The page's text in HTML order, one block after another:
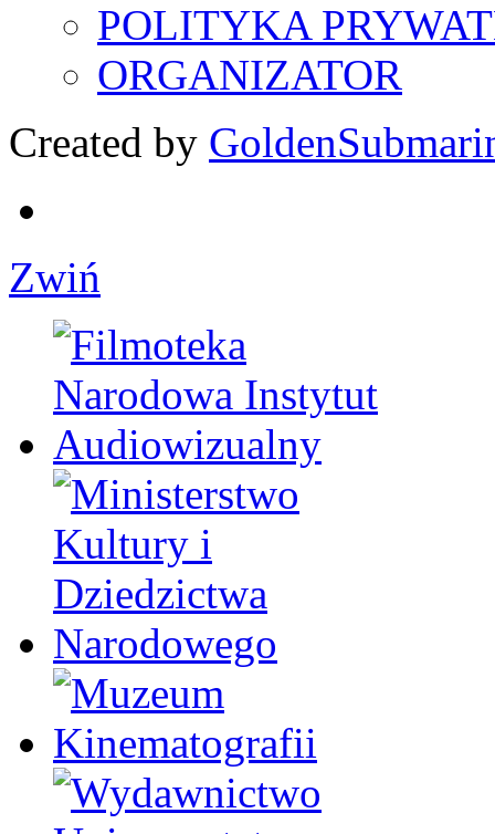
POLITYKA
ORGANIZATOR
Created by
Zwiń